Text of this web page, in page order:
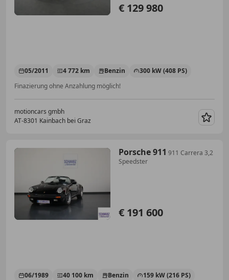
€ 129 980
05/2011 4 772 km Benzin
300 kW (408 PS)
Finazierung ohne Anzahlung möglich!
motioncars gmbh
AT-8301 Kainbach bei Graz
Porsche 911 911 Carrera 3,2
Speedster
€ 191 600
06/1989 40 100 km Benzin
159 kW (216 PS)